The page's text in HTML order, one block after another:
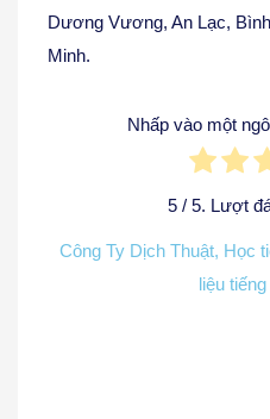
Dương Vương, An Lạc,
Minh.
Nhấp vào một
5/ 5. Lượt
Công Ty Dịch Thuật, Học
liệu